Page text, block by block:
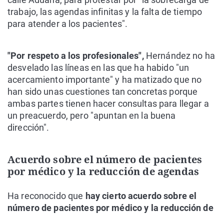
trabajo, las agendas infinitas y la falta de tiempo
para atender a los pacientes".
"Por respeto a los profesionales",Hernández no ha
desvelado las líneas en las que ha habido "un
acercamiento importante" y ha matizado que no
han sido unas cuestiones tan concretas porque
ambas partes tienen hacer consultas para llegar a
un preacuerdo, pero "apuntan en la buena
dirección".
Acuerdo sobre el número de pacientes
por médico y la reducción de agendas
Ha reconocido que hay cierto acuerdo sobre el
número de pacientes por médico y la reducción de